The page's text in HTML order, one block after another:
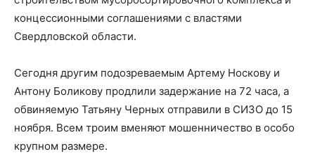
концессионными соглашениями с властями
Свердловской области.
Сегодня другим подозреваемым Артему Носкову и
Антону Боликову продлили задержание на 72 часа, а
обвиняемую Татьяну Черных отправили в СИЗО до 15
ноября. Всем троим вменяют мошенничество в особо
крупном размере.